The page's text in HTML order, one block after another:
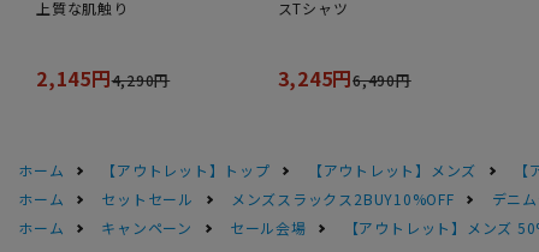
上質な肌触り
2,145円4,290円
スTシャツ
3,245円6,490円
ホーム 【アウトレット】トップ 【アウトレット】メンズ
ホーム
セットセール メンズスラックス2BUY10%OFF
デニ
ホーム
キャンペーン セール会場 【アウトレット】メンズ